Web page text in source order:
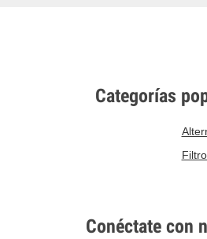
Categorías
Conéctate con